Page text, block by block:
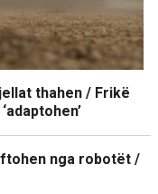
thahen / Frikë
nga robotët /